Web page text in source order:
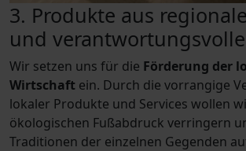
3. Produkte aus
und
Wir setzen uns für die Förderung der
Wirtschaft ein. Durch die vorrangige
lokaler Produkte und Services wollen
ökologischen Fußabdruck verringern
Traditionen der einzelnen Gegenden